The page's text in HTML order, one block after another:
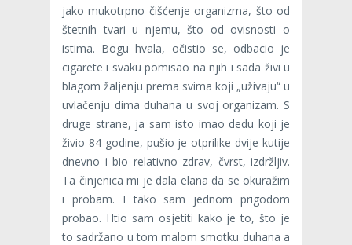
jako mukotrpno čišćenje organizma, što od
štetnih tvari u njemu, što od ovisnosti o
istima. Bogu hvala, očistio se, odbacio je
cigarete i svaku pomisao na njih i sada živi u
blagom žaljenju prema svima koji „uživaju“ u
uvlačenju dima duhana u svoj organizam. S
druge strane, ja sam isto imao dedu koji je
živio 84 godine, pušio je otprilike dvije kutije
dnevno i bio relativno zdrav, čvrst, izdržljiv.
Ta činjenica mi je dala elana da se okuražim
i probam. I tako sam jednom prigodom
probao. Htio sam osjetiti kako je to, što je
to sadržano u tom malom smotku duhana a